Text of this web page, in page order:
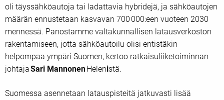
oli täyssähköautoja tai ladattavia hybridejä, ja sähköautojen
määrän ennustetaan kasvavan 700 000:een vuoteen 2030
mennessä. Panostamme valtakunnallisen latausverkoston
rakentamiseen, jotta sähköautoilu olisi entistäkin
helpompaa ympäri Suomen, kertoo ratkaisuliiketoiminnan
johtajaSari MannonenHelenistä.
Suomessa asennetaan latauspisteitä jatkuvasti lisää